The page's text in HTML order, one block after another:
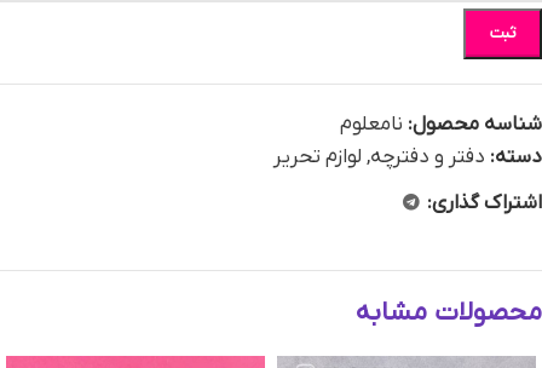
ثبت
شناسه محصول: نامعلوم
دسته: دفتر و دفترچه, لوازم تحریر
اشتراک گذاری:
محصولات مشابه